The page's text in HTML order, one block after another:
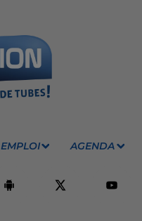
EMPLOI AGENDA